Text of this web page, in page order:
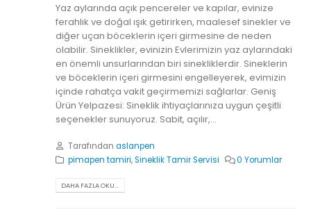
Yaz aylarında açık pencereler ve kapılar, evinize
ferahlık ve doğal ışık getirirken, maalesef sinekler ve
diğer uçan böceklerin içeri girmesine de neden
olabilir. Sineklikler, evinizin Evlerimizin yaz aylarındaki
en önemli unsurlarından biri sinekliklerdir. Sineklerin
ve böceklerin içeri girmesini engelleyerek, evimizin
içinde rahatça vakit geçirmemizi sağlarlar. Geniş
Ürün Yelpazesi: Sineklik ihtiyaçlarınıza uygun çeşitli
seçenekler sunuyoruz. Sabit, açılır,...
Tarafından aslanpen
pimapen tamiri,Sineklik Tamir Servisi 0 Yorumlar
DAHA FAZLA OKU...